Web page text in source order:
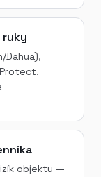
ruky
Dahua),
objektu —